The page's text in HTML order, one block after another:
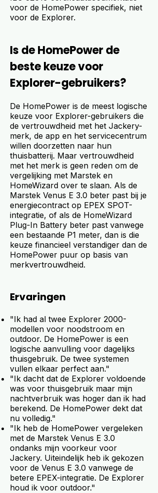
voor de HomePower specifiek, niet
voor de Explorer.
Is de HomePower de
beste keuze voor
Explorer-gebruikers?
De HomePower is de meest logische
keuze voor Explorer-gebruikers die
de vertrouwdheid met het Jackery-
merk, de app en het servicecentrum
willen doorzetten naar hun
thuisbatterij. Maar vertrouwdheid
met het merk is geen reden om de
vergelijking met Marstek en
HomeWizard over te slaan. Als de
Marstek Venus E 3.0 beter past bij je
energiecontract op EPEX SPOT-
integratie, of als de HomeWizard
Plug-In Battery beter past vanwege
een bestaande P1 meter, dan is die
keuze financieel verstandiger dan de
HomePower puur op basis van
merkvertrouwdheid.
Ervaringen
"Ik had al twee Explorer 2000-
modellen voor noodstroom en
outdoor. De HomePower is een
logische aanvulling voor dagelijks
thuisgebruik. De twee systemen
vullen elkaar perfect aan."
"Ik dacht dat de Explorer voldoende
was voor thuisgebruik maar mijn
nachtverbruik was hoger dan ik had
berekend. De HomePower dekt dat
nu volledig."
"Ik heb de HomePower vergeleken
met de Marstek Venus E 3.0
ondanks mijn voorkeur voor
Jackery. Uiteindelijk heb ik gekozen
voor de Venus E 3.0 vanwege de
betere EPEX-integratie. De Explorer
houd ik voor outdoor."